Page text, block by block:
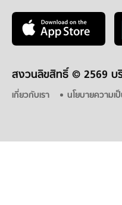
สงวนลิขสิทธิ์ © 2569 บ
เกี่ยวกับเรา นโยบายความ